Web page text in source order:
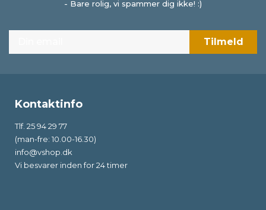
- Bare rolig, vi spammer dig ikke! :)
Kontaktinfo
Tlf. 25 94 29 77
(man-fre: 10.00-16.30)
info@vshop.dk
Vi besvarer inden for 24 timer